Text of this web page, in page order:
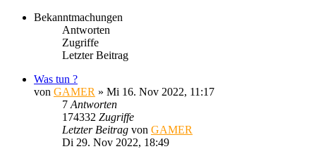
Bekanntmachungen
Antworten
Zugriffe
Letzter Beitrag
Was tun ?
von GAMER » Mi 16. Nov 2022, 11:17
7 Antworten
174332 Zugriffe
Letzter Beitrag von GAMER
Di 29. Nov 2022, 18:49